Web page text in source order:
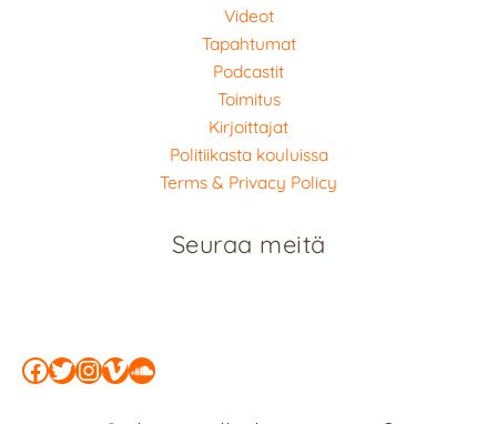
Videot
Tapahtumat
Podcastit
Toimitus
Kirjoittajat
Politiikasta kouluissa
Terms & Privacy Policy
Seuraa meitä
Facebook
Twitter
Instagram
Vimeo
SoundCloud